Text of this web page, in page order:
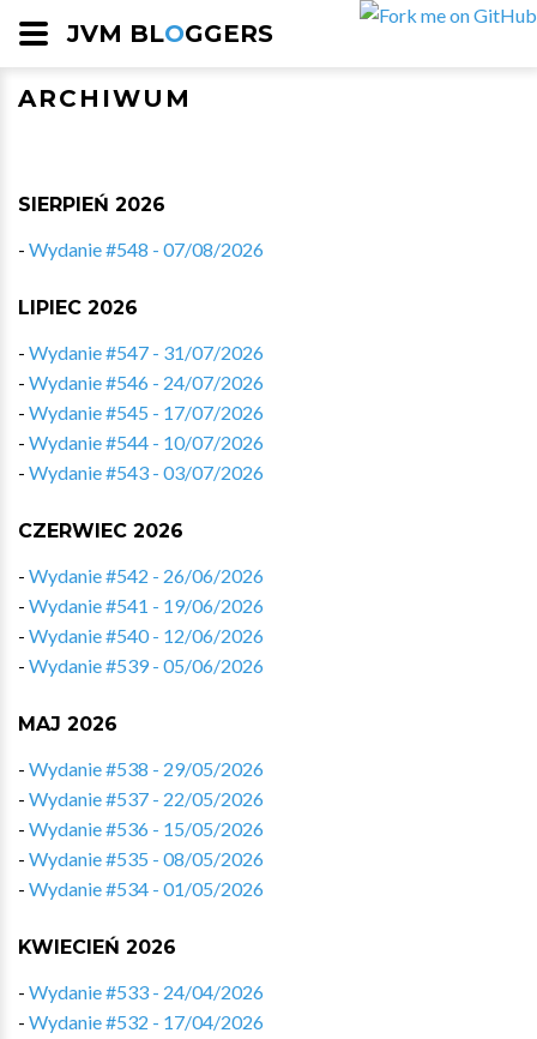
JVM BLOGGERS
ARCHIWUM
SIERPIEŃ 2026
- Wydanie #548 - 07/08/2026
LIPIEC 2026
- Wydanie #547 - 31/07/2026
- Wydanie #546 - 24/07/2026
- Wydanie #545 - 17/07/2026
- Wydanie #544 - 10/07/2026
- Wydanie #543 - 03/07/2026
CZERWIEC 2026
- Wydanie #542 - 26/06/2026
- Wydanie #541 - 19/06/2026
- Wydanie #540 - 12/06/2026
- Wydanie #539 - 05/06/2026
MAJ 2026
- Wydanie #538 - 29/05/2026
- Wydanie #537 - 22/05/2026
- Wydanie #536 - 15/05/2026
- Wydanie #535 - 08/05/2026
- Wydanie #534 - 01/05/2026
KWIECIEŃ 2026
- Wydanie #533 - 24/04/2026
- Wydanie #532 - 17/04/2026